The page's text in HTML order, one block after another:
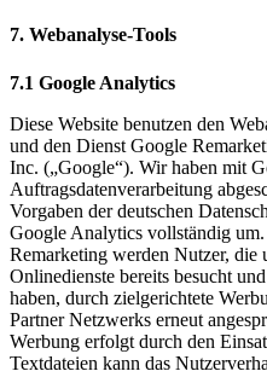
7. Webanalyse-Tools
7.1 Google Analytics
Diese Website benutzen den
und den Dienst Google
Inc. („Google“). Wir haben mit
Auftragsdatenverarbeitung
Vorgaben der deutschen
Google Analytics vollständig
Remarketing werden Nutzer, die
Onlinedienste bereits besucht
haben, durch zielgerichtete
Partner Netzwerks erneut
Werbung erfolgt durch den
Textdateien kann das